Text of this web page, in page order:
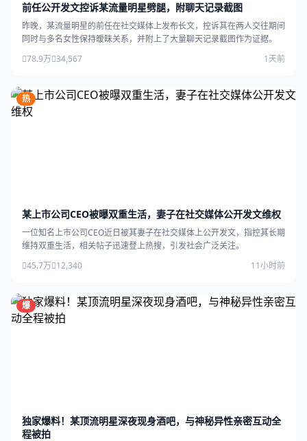
前任公开发文控诉某流量明星劈腿，附聊天记录截图
昨晚，某流量明星的前任在社交媒体上发布长文，控诉其在两人交往期间
同时与多名女性保持暧昧关系，并附上了大量聊天记录截图作为证据。
78.9万 34,567 1天前
热
某上市公司CEO被曝双重生活，妻子在社交媒体公开发文维权
一位知名上市公司CEO近日被其妻子在社交媒体上公开发文，指控其长期
维持双重生活，相关帖子迅速登上热搜，引发社会广泛关注。
45.7万 12,340 11小时前
爆
独家爆料！某顶流明星深夜现身酒吧，与神秘异性亲密互动全
程被拍